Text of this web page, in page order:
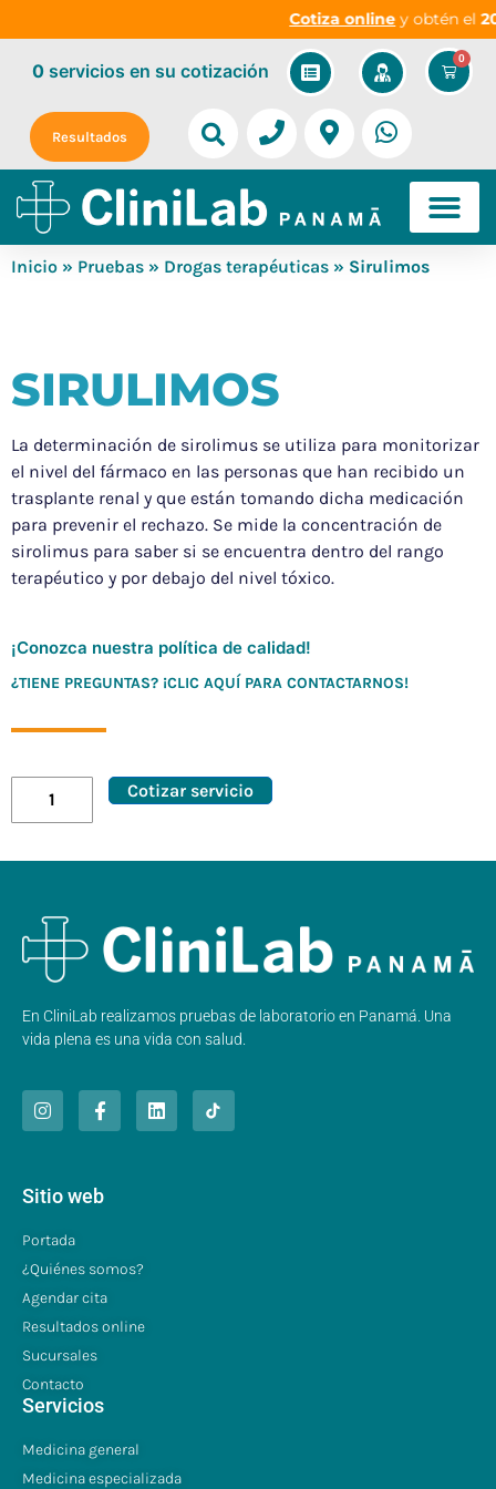
Cotiza onliney obtén el
0
0servicios en su cotización
Resultados
Inicio » Pruebas » Drogas terapéuticas » Sirulimos
SIRULIMOS
La determinación de sirolimus se utiliza para monitorizar
el nivel del fármaco en las personas que han recibido un
trasplante renal y que están tomando dicha medicación
para prevenir el rechazo. Se mide la concentración de
sirolimus para saber si se encuentra dentro del rango
terapéutico y por debajo del nivel tóxico.
¡Conozca nuestra política de calidad!
¿TIENE PREGUNTAS? ¡CLIC AQUÍ PARA CONTACTARNOS!
Cotizar servicio
En CliniLab realizamos pruebas de laboratorio en Panamá. Una
vida plena es una vida con salud.
Sitio web
Portada
¿Quiénes somos?
Agendar cita
Resultados online
Sucursales
Contacto
Servicios
Medicina general
Medicina especializada